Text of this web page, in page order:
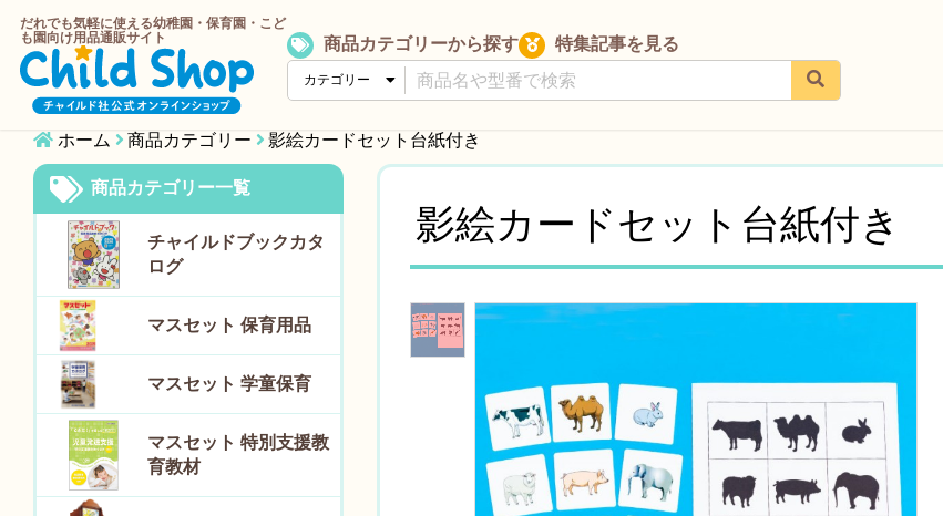
だれでも気軽に使える幼稚園・保育園・こど
も園向け用品通販サイト
商品カテゴリーから探す 特集記事を見る
ホーム 商品カテゴリー 影絵カードセット台紙付き
影絵カードセット台紙付き
商品カテゴリー一覧
チャイルドブックカタ
ログ
マスセット 保育用品
マスセット 学童保育
マスセット 特別支援教
育教材